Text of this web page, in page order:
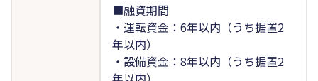
■融資期間
・運転資金：6年以内（うち据置2
年以内）
・設備資金：8年以内（うち据置2